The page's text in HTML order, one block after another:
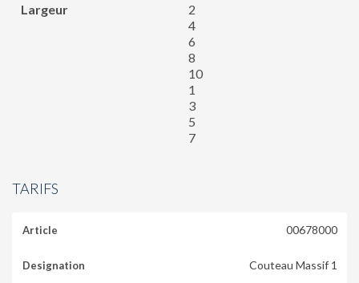
Largeur
2
4
6
8
10
1
3
5
7
TARIFS
00678000
Couteau Massif 1